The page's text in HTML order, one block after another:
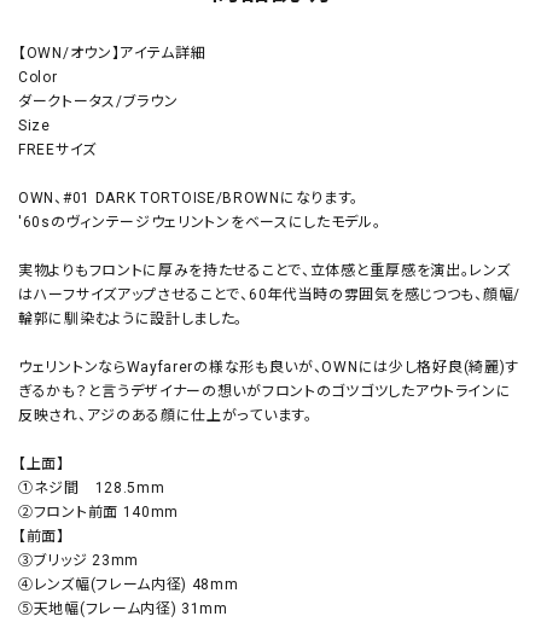
【OWN/オウン】アイテム詳細
Color
ダークトータス/ブラウン
Size
FREEサイズ
OWN、#01 DARK TORTOISE/BROWNになります。
'60sのヴィンテージウェリントンをベースにしたモデル。
実物よりもフロントに厚みを持たせることで、立体感と重厚感を演出。レンズ
はハーフサイズアップさせることで、60年代当時の雰囲気を感じつつも、顔幅/
輪郭に馴染むように設計しました。
ウェリントンならWayfarerの様な形も良いが、OWNには少し格好良(綺麗)す
ぎるかも？と言うデザイナーの想いがフロントのゴツゴツしたアウトラインに
反映され、アジのある顔に仕上がっています。
【上面】
①ネジ間 128.5mm
②フロント前面 140mm
【前面】
③ブリッジ 23mm
④レンズ幅(フレーム内径) 48mm
⑤天地幅(フレーム内径) 31mm